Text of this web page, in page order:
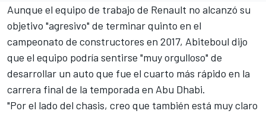
Aunque el equipo de trabajo de Renault no alcanzó su
objetivo "agresivo" de terminar quinto en el
campeonato de constructores en 2017, Abiteboul dijo
que el equipo podría sentirse "muy orgulloso" de
desarrollar un auto que fue el cuarto más rápido en la
carrera final de la temporada en Abu Dhabi.
"Por el lado del chasis, creo que también está muy claro